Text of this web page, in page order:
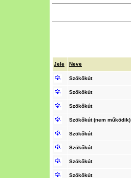
Jele Neve
Szökőkút
Szökőkút
Szökőkút
Szökőkút (nem működik)
Szökőkút
Szökőkút
Szökőkút
Szökőkút